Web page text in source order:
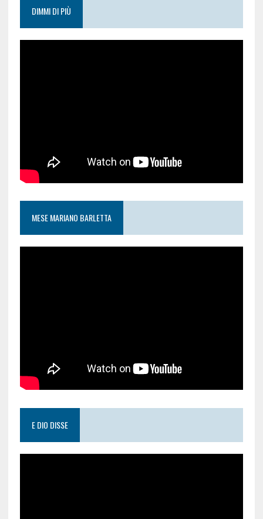
DIMMI DI PIÙ
MESE MARIANO BARLETTA
E DIO DISSE